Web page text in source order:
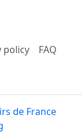
policy
FAQ
de France